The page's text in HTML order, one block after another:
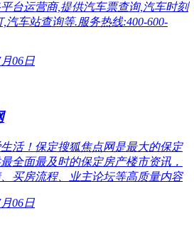
台运营商,提供汽车票查询,汽车时刻
汽车站查询等.服务热线:400-600-
06日
活！保定搜狐焦点网是最大的保定
全面最及时的保定房产楼市资讯，
买房流程、业主论坛等高质量内容
06日